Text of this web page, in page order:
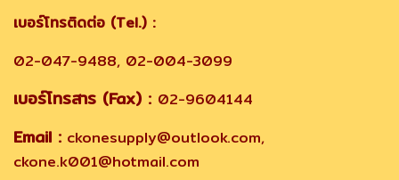
เบอร์โทรติดต่อ (Tel.) :
02-047-9488, 02-004-3099
เบอร์โทรสาร (Fax) : 02-9604144
Email : ckonesupply@outlook.com,
ckone.k001@hotmail.com